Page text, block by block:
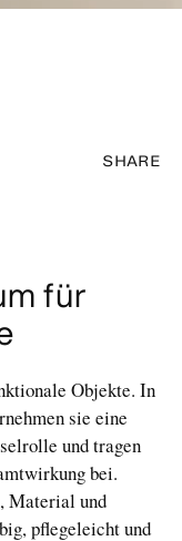
SHARE
für
Objekte. In
sie eine
und tragen
bei.
Material und
pflegeleicht und